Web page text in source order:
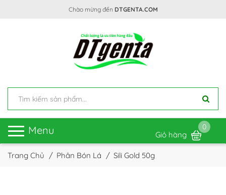
Chào mừng đến DTGENTA.COM
Menu Giỏ hàng
0
Trang Chủ Phân Bón Lá Sili Gold 50g